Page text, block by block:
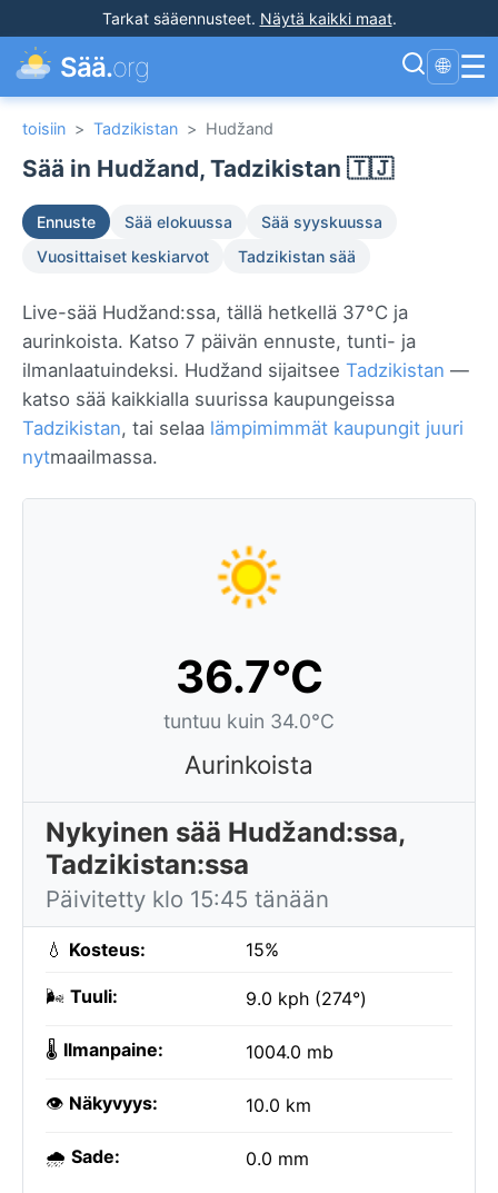
Tarkat sääennusteet. Näytä kaikki maat.
Sää.org 🌐 ☰
toisiin > Tadzikistan > Hudžand
Sää in Hudžand, Tadzikistan 🇹🇯
Ennuste Sää elokuussa
Sää syyskuussa
Vuosittaiset keskiarvot
Tadzikistan sää
Live-sää Hudžand:ssa, tällä hetkellä 37°C ja
aurinkoista. Katso 7 päivän ennuste, tunti- ja
ilmanlaatuindeksi. Hudžand sijaitsee Tadzikistan —
katso sää kaikkialla suurissa kaupungeissa
Tadzikistan, tai selaa lämpimimmät kaupungit juuri
nytmaailmassa.
36.7°C
tuntuu kuin 34.0°C
Aurinkoista
Nykyinen sää Hudžand:ssa,
Tadzikistan:ssa
Päivitetty klo 15:45 tänään
💧 Kosteus: 15%
🌬️ Tuuli: 9.0 kph (274°)
🌡️ Ilmanpaine: 1004.0 mb
👁️ Näkyvyys: 10.0 km
🌧️ Sade: 0.0 mm